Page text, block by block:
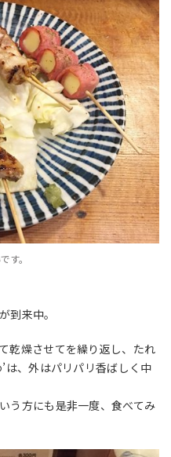
す。
到来中。
乾燥させてを繰り返し、たれ
は、外はパリパリ香ばしく中
う方にも是非一度、食べてみ